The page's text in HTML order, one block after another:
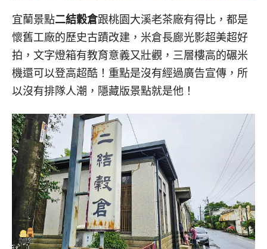
宜蘭景點二結穀倉跟桃園大溪老茶廠有得比，都是
懷舊工廠的歷史古蹟改建，米倉長廊光影超美超好
拍，文字燈箱有教育意義又壯觀，三層樓高的碾米
機還可以登高超酷！重點是沒有經過廣告宣傳，所
以沒有排隊人潮，隱藏版景點就是他！